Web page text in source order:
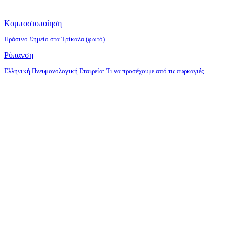
Κομποστοποίηση
Πράσινο Σημείο στα Τρίκαλα (φωτό)
Ρύπανση
Ελληνική Πνευμονολογική Εταιρεία: Τι να προσέχουμε από τις πυρκαγιές